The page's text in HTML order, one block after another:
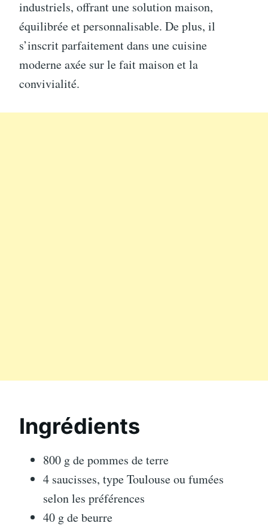
industriels, offrant une solution maison,
équilibrée et personnalisable. De plus, il
s’inscrit parfaitement dans une cuisine
moderne axée sur le fait maison et la
convivialité.
Ingrédients
800 g de pommes de terre
4 saucisses, type Toulouse ou fumées
selon les préférences
40 g de beurre